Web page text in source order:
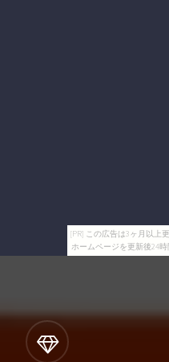
[PR] この広告は3ヶ月以上
ホームページを更新後24